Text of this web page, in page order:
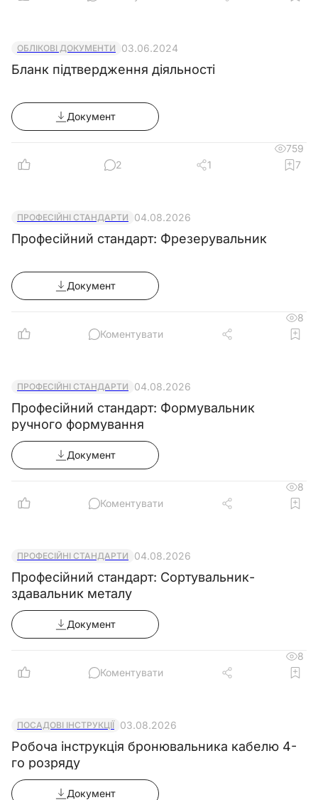
ОБЛІКОВІ ДОКУМЕНТИ 03.06.2024
Бланк підтвердження діяльності
Документ
759
2
1 7
ПРОФЕСІЙНІ СТАНДАРТИ 04.08.2026
Професійний стандарт: Фрезерувальник
Документ
8
Коментувати
ПРОФЕСІЙНІ СТАНДАРТИ 04.08.2026
Професійний стандарт: Формувальник
ручного формування
Документ
8
Коментувати
ПРОФЕСІЙНІ СТАНДАРТИ 04.08.2026
Професійний стандарт: Сортувальник-
здавальник металу
Документ
8
Коментувати
ПОСАДОВІ ІНСТРУКЦІЇ 03.08.2026
Робоча інструкція бронювальника кабелю 4-
го розряду
Документ